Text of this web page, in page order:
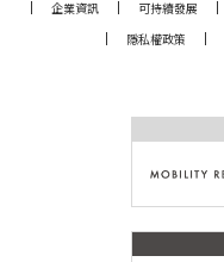
企業資訊 可持續發展
隱私權政策